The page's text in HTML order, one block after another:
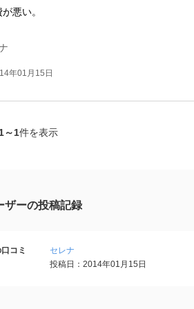
悪い。
年01月15日
1～1件を表示
ザーの投稿記録
コミ
セレナ
投稿日：2014年01月15日